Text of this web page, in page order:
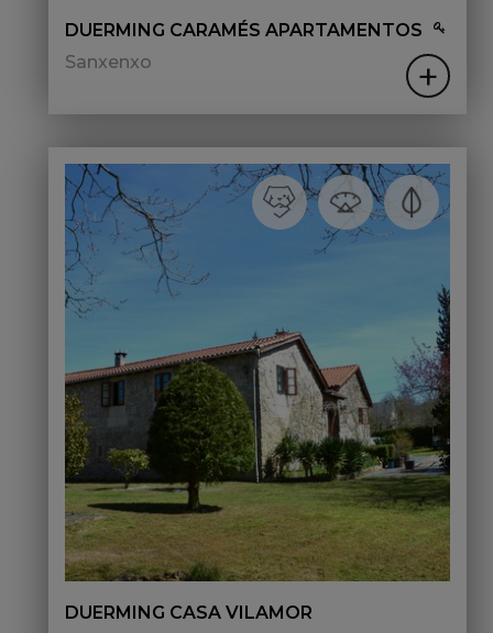
DUERMING CARAMÉS APARTAMENTOS
Sanxenxo
+
DUERMING CASA VILAMOR